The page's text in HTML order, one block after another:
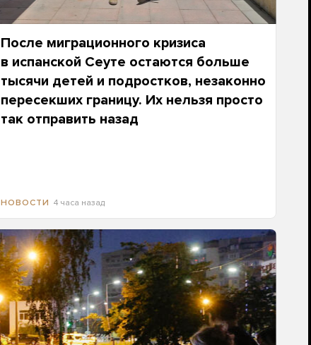
После миграционного кризиса
в испанской Сеуте остаются больше
тысячи детей и подростков, незаконно
пересекших границу. Их нельзя просто
так отправить назад
НОВОСТИ 4 часа назад